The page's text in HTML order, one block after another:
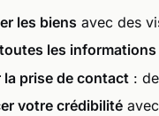
les biens avec des
les
la prise de contact :
votre crédibilité